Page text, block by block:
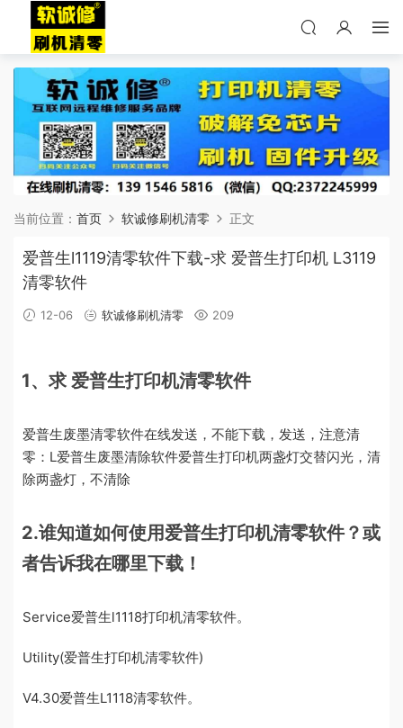
当前位置： 首页 软诚修刷机清零 正文
爱普生l1119清零软件下载-求 爱普生打印机 L3119
清零软件
12-06 软诚修刷机清零 209
1、求 爱普生打印机清零软件
爱普生废墨清零软件在线发送，不能下载，发送，注意清
零：L爱普生废墨清除软件爱普生打印机两盏灯交替闪光，清
除两盏灯，不清除
2.谁知道如何使用爱普生打印机清零软件？或
者告诉我在哪里下载！
Service爱普生l1118打印机清零软件。
Utility(爱普生打印机清零软件)
V4.30爱普生L1118清零软件。